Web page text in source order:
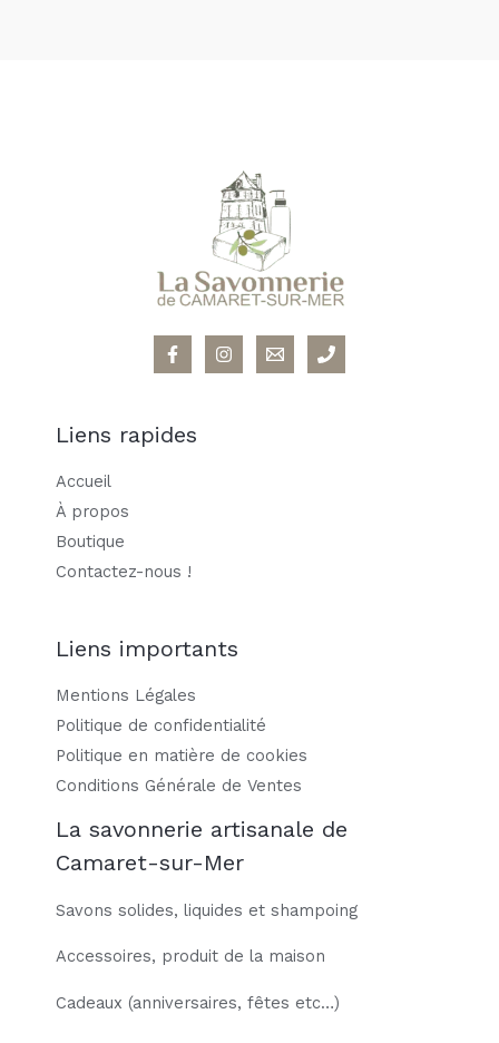
Liens rapides
Accueil
À propos
Boutique
Contactez-nous !
Liens importants
Mentions Légales
Politique de confidentialité
Politique en matière de cookies
Conditions Générale de Ventes
La savonnerie artisanale de
Camaret-sur-Mer
Savons solides, liquides et shampoing
Accessoires, produit de la maison
Cadeaux (anniversaires, fêtes etc…)